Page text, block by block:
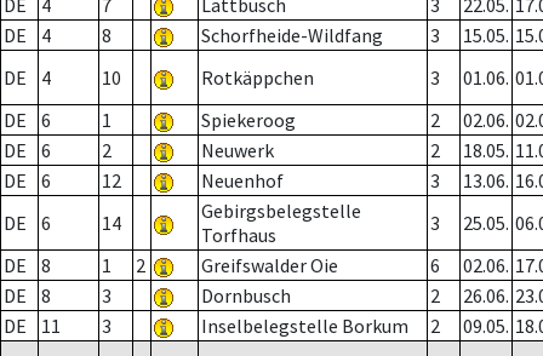
DE
4 7 Lattbusch 3 22.05.
DE
4 8 Schorfheide-Wildfang 3 15.05.
DE
4 10 Rotkäppchen 3 01.06.
DE
6 1 Spiekeroog 2 02.06.
DE
6 2 Neuwerk 2 18.05.
DE
6 12 Neuenhof 3 13.06.
DE
6 14
Gebirgsbelegstelle
Torfhaus
3 25.05.
DE
8 1 2 Greifswalder Oie 6 02.06.
DE
8 3 Dornbusch 2 26.06.
DE
11 3 Inselbelegstelle Borkum 2 09.05.